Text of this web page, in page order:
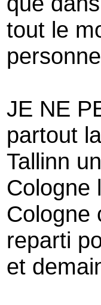
tout le
JE NE
partout
Tallinn
Cologne
Cologne
reparti
et